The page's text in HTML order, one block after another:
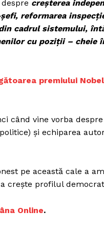
creșterea
reformarea
cadrul sistemului,
cu poziții – cheie
premiului
când vine vorba
și echiparea
pe această cale a
crește profilul
Online.